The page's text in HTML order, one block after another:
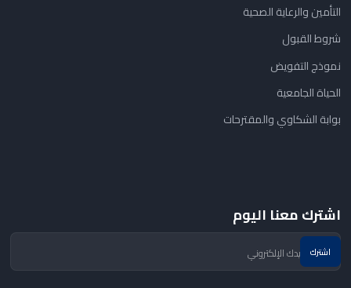
التأمين والرعاية الصحية
شروط القبول
نموذج التفويض
الحياة الجامعية
بوابة الشكاوي والمقترحات
اشترك معنا اليوم